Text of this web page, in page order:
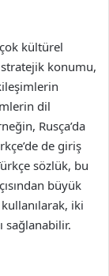
kültürel
konumu,
dil
Rusça’da
de giriş
sözlük, bu
büyük
iki
sağlanabilir.